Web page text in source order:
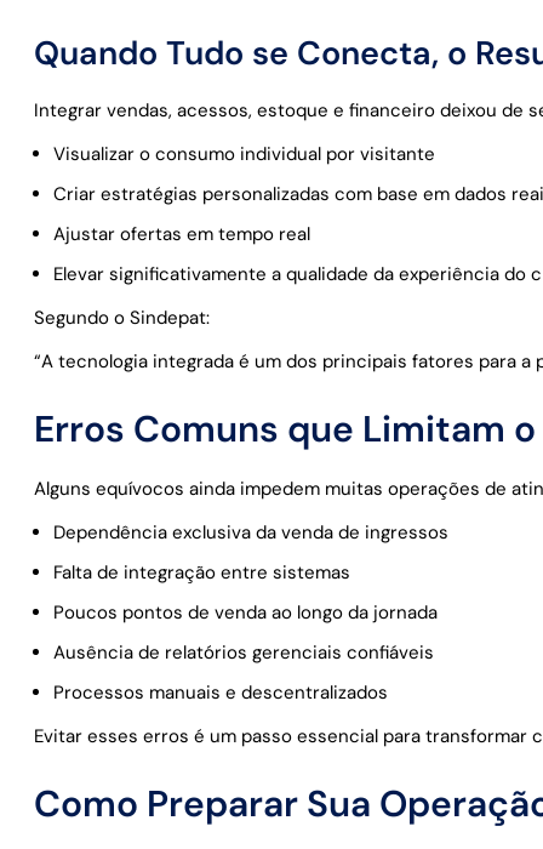
Quando Tudo se Conecta, o
Integrar vendas, acessos, estoque e financeiro deixou de
Visualizar o consumo individual por visitante
Criar estratégias personalizadas com base em dados
Ajustar ofertas em tempo real
Elevar significativamente a qualidade da experiência do
Segundo o Sindepat:
“A tecnologia integrada é um dos principais fatores para a
Erros Comuns que Limitam
Alguns equívocos ainda impedem muitas operações de
Dependência exclusiva da venda de ingressos
Falta de integração entre sistemas
Poucos pontos de venda ao longo da jornada
Ausência de relatórios gerenciais confiáveis
Processos manuais e descentralizados
Evitar esses erros é um passo essencial para
Como Preparar Sua